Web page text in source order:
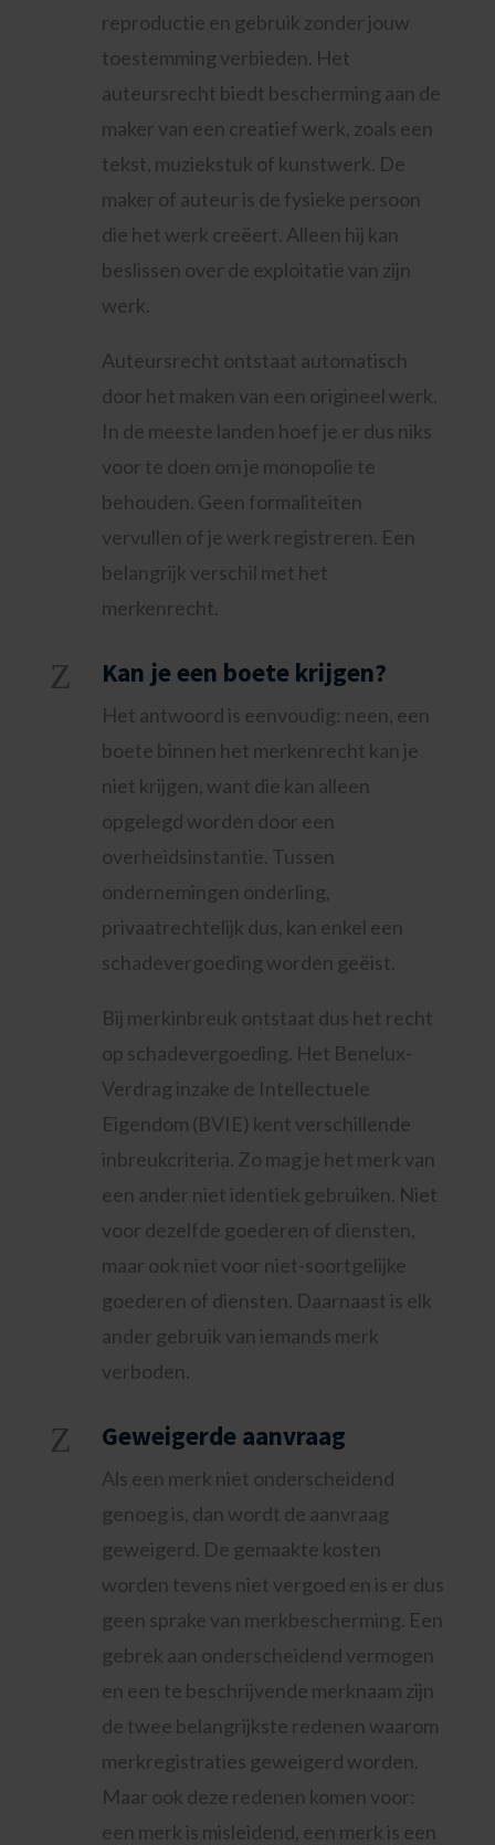
reproductie en gebruik zonder jouw
toestemming verbieden. Het
auteursrecht biedt bescherming aan de
maker van een creatief werk, zoals een
tekst, muziekstuk of kunstwerk. De
maker of auteur is de fysieke persoon
die het werk creëert. Alleen hij kan
beslissen over de exploitatie van zijn
werk.
Auteursrecht ontstaat automatisch
door het maken van een origineel werk.
In de meeste landen hoef je er dus niks
voor te doen om je monopolie te
behouden. Geen formaliteiten
vervullen of je werk registreren. Een
belangrijk verschil met het
merkenrecht.
Z Kan je een boete krijgen?
Het antwoord is eenvoudig: neen, een
boete binnen het merkenrecht kan je
niet krijgen, want die kan alleen
opgelegd worden door een
overheidsinstantie. Tussen
ondernemingen onderling,
privaatrechtelijk dus, kan enkel een
schadevergoeding worden geëist.
Bij merkinbreuk ontstaat dus het recht
op schadevergoeding. Het Benelux-
Verdrag inzake de Intellectuele
Eigendom (BVIE) kent verschillende
inbreukcriteria. Zo mag je het merk van
een ander niet identiek gebruiken. Niet
voor dezelfde goederen of diensten,
maar ook niet voor niet-soortgelijke
goederen of diensten. Daarnaast is elk
ander gebruik van iemands merk
verboden.
Z Geweigerde aanvraag
Als een merk niet onderscheidend
genoeg is, dan wordt de aanvraag
geweigerd. De gemaakte kosten
worden tevens niet vergoed en is er dus
geen sprake van merkbescherming. Een
gebrek aan onderscheidend vermogen
en een te beschrijvende merknaam zijn
de twee belangrijkste redenen waarom
merkregistraties geweigerd worden.
Maar ook deze redenen komen voor:
een merk is misleidend, een merk is een